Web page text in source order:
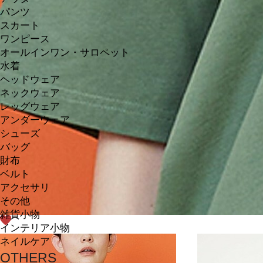
パンツ
スカート
ワンピース
オールインワン・サロペット
水着
ヘッドウェア
ネックウェア
レッグウェア
アンダーウェア
シューズ
バッグ
財布
ベルト
アクセサリ
その他
雑貨小物
インテリア小物
ネイルケア
OTHERS